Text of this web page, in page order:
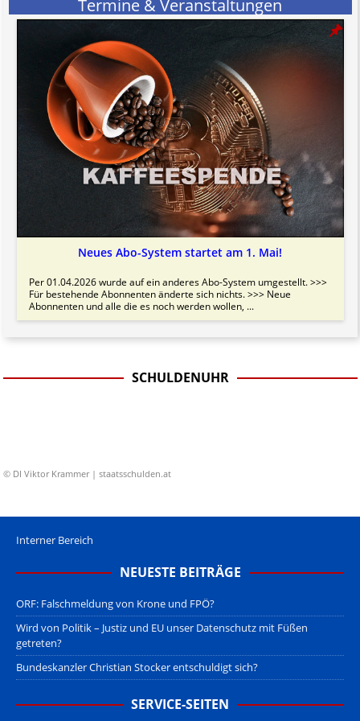
Termine & Veranstaltungen
Neues Abo-System startet am 1. Mai!
Per 01.04.2026 wurde auf ein anderes Abo-System umgestellt. >>>
Für bestehende Abonnenten änderte sich nichts. >>> Neue
Abonnenten und alle die es noch werden wollen, ...
SCHULDENUHR
© DI Viktor Krammer | staatsschulden.at
Interner Bereich
NEUESTE BEITRÄGE
ORF: Falschmeldung von Krone und FPÖ?
Wird von Politik – Justiz und EU unser Datenschutz mit Füßen
getreten?
Bundeskanzler Christian Stocker entschuldigt sich?
SERVICE-SEITEN